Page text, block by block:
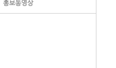
홍보동영상